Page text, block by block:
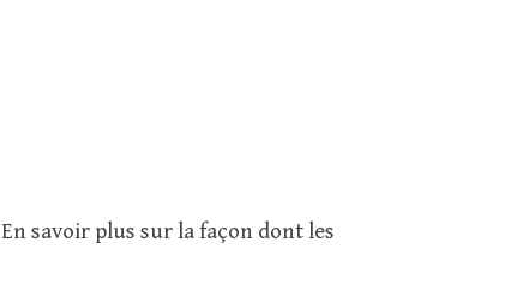
En savoir plus sur la façon dont les